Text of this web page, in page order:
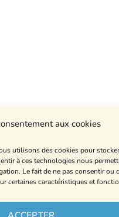
aux cookies
utilisons des cookies pour
à ces technologies nous
Le fait de ne pas consentir ou
certaines caractéristiques et